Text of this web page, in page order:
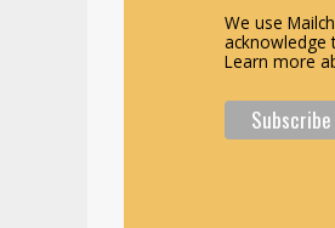
We use
acknowledge
Learn more